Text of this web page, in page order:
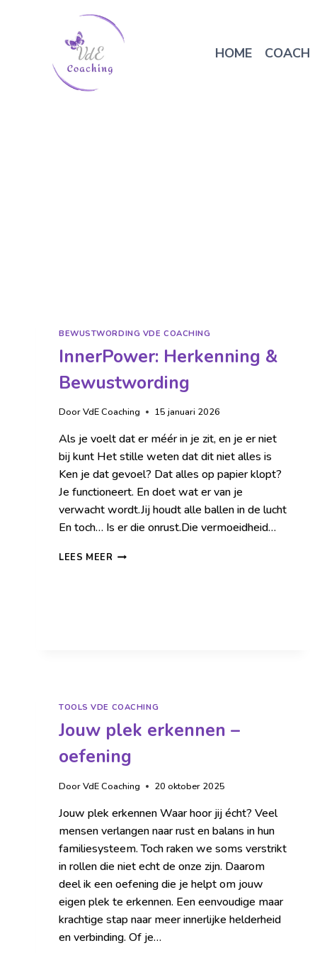
HOME
BEWUSTWORDING VDE COACHING
InnerPower: Herkenning &
Bewustwording
DoorVdE Coaching 15 januari 2026
Als je voelt dat er méér in je zit, en je er niet
bij kunt Het stille weten dat dit niet alles is
Ken je dat gevoel? Dat alles op papier klopt?
Je functioneert. En doet wat er van je
verwacht wordt.Jij houdt alle ballen in de lucht
En toch… Is er die onrust.Die vermoeidheid…
LEES MEER
TOOLS VDE COACHING
Jouw plek erkennen –
oefening
DoorVdE Coaching 20 oktober 2025
Jouw plek erkennen Waar hoor jij écht? Veel
mensen verlangen naar rust en balans in hun
familiesysteem. Toch raken we soms verstrikt
in rollen die niet echt de onze zijn. Daarom
deel ik een oefening die je helpt om jouw
eigen plek te erkennen. Een eenvoudige maar
krachtige stap naar meer innerlijke helderheid
en verbinding. Of je…